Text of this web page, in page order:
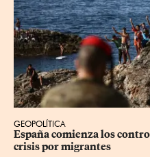
GEOPOLÍTICA
España comienza los
crisis por migrantes